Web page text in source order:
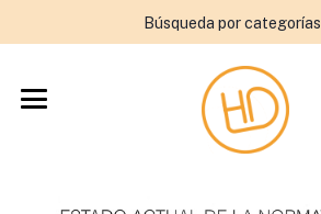
Búsqueda por categorías